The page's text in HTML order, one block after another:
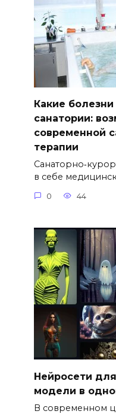
Какие
санатории:
современной
терапии
в себе
0 44
Нейросети
модели в
В современном